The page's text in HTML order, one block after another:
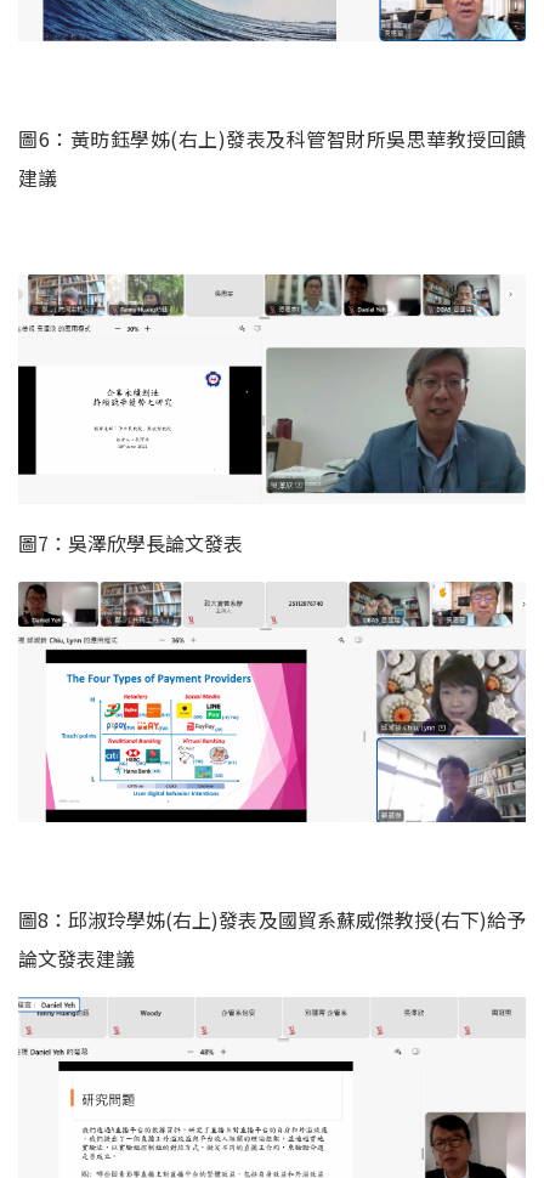
圖6：黃昉鈺學姊(右上)發表及科管智財所吳思華教授回饋
建議
圖7：吳澤欣學長論文發表
圖8：邱淑玲學姊(右上)發表及國貿系蘇威傑教授(右下)給予
論文發表建議